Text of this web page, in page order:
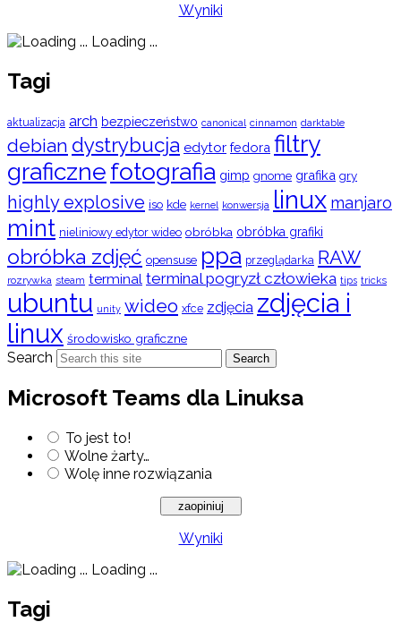
Wyniki
Loading ...
Tagi
aktualizacja arch bezpieczeństwo canonical cinnamon darktable
debian dystrybucja edytor fedora filtry
graficznefotografia gimp gnome grafika gry
highly explosive iso kde kernel konwersja linux manjaro
mint nieliniowy edytor wideo obróbka obróbka grafiki
obróbka zdjęć opensuse ppa przeglądarka RAW
rozrywka steam terminal terminal pogryzł człowieka tips tricks
ubuntu unity wideo xfce zdjęcia zdjęcia i
linux środowisko graficzne
Search Search
Microsoft Teams dla Linuksa
To jest to!
Wolne żarty…
Wolę inne rozwiązania
Wyniki
Loading ...
Tagi